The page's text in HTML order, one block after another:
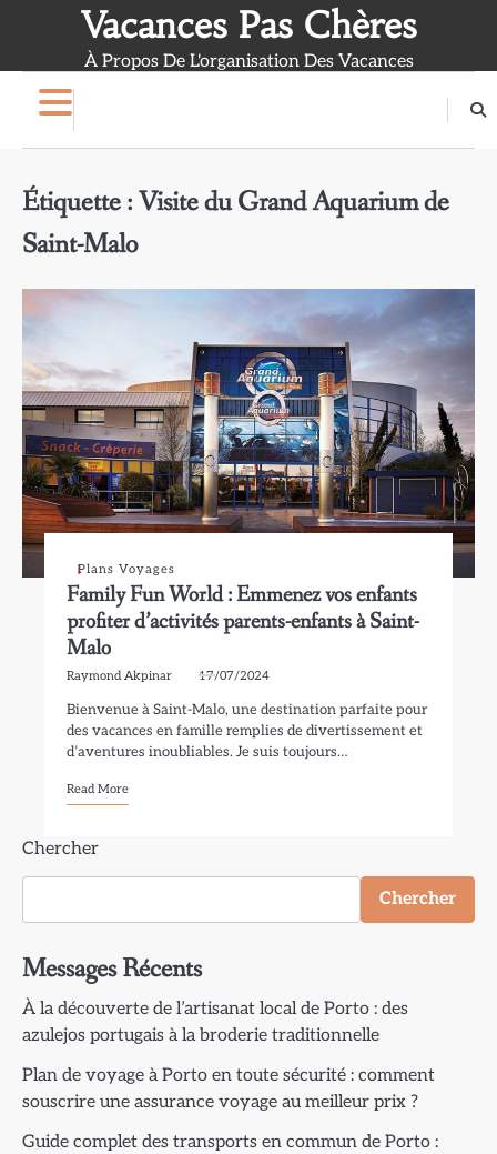
Vacances Pas Chères
À Propos De L'organisation Des Vacances
Étiquette :Visite du Grand Aquarium de
Saint-Malo
Plans Voyages
Family Fun World : Emmenez vos enfants
profiter d’activités parents-enfants à Saint-
Malo
Raymond Akpinar 17/07/2024
Bienvenue à Saint-Malo, une destination parfaite pour
des vacances en famille remplies de divertissement et
d’aventures inoubliables. Je suis toujours…
Read More
Chercher
Chercher
Messages Récents
À la découverte de l’artisanat local de Porto : des
azulejos portugais à la broderie traditionnelle
Plan de voyage à Porto en toute sécurité : comment
souscrire une assurance voyage au meilleur prix ?
Guide complet des transports en commun de Porto :